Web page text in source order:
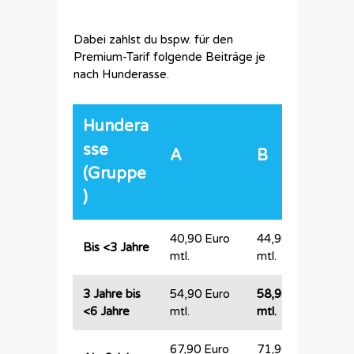
Dabei zahlst du bspw. für den
Premium-Tarif folgende Beiträge je
nach Hunderasse.
Hundera
sse
(Gruppe
)
A B
Bis <3 Jahre
40,90 Euro
mtl.
44,90 Euro
mtl.
3 Jahre bis
<6 Jahre
54,90 Euro
mtl.
58,90 Euro
mtl.
67,90 Euro 71,90 Euro